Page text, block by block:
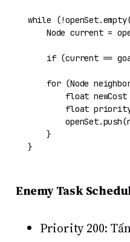
while (!openSet.empty
Node current =
if (current ==
for (Node
float
float priority
        openSet.
push
    }
Enemy Task
Priority 200: